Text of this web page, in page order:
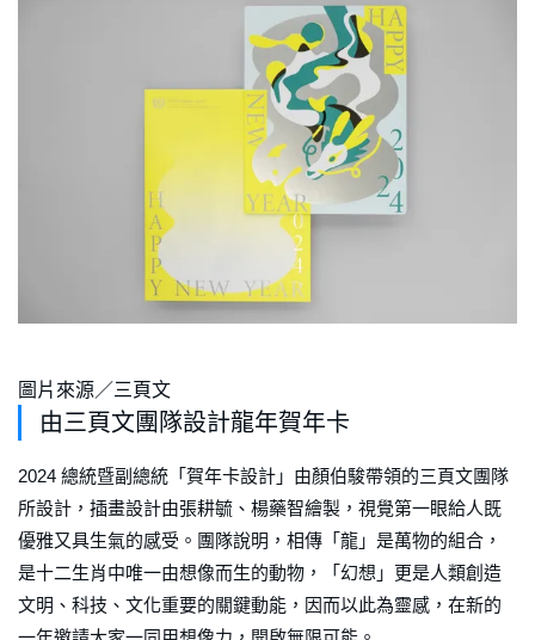
圖片來源／三頁文
由三頁文團隊設計龍年賀年卡
2024 總統暨副總統「賀年卡設計」由顏伯駿帶領的三頁文團隊
所設計，插畫設計由張耕毓、楊藥智繪製，視覺第一眼給人既
優雅又具生氣的感受。團隊說明，相傳「龍」是萬物的組合，
是十二生肖中唯一由想像而生的動物，「幻想」更是人類創造
文明、科技、文化重要的關鍵動能，因而以此為靈感，在新的